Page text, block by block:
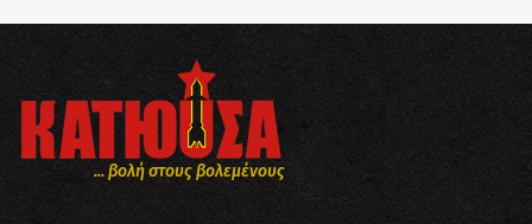
... βολή στους βολεμένους